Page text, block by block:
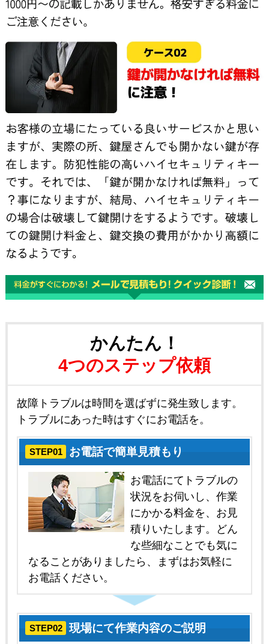
かんたん！
4つのステップ依頼
故障トラブルは時間を選ばずに発生致します。
トラブルにあった時はすぐにお電話を。
STEP01 お電話で簡単見積もり
お電話にてトラブルの
状況をお伺いし、作業
にかかる料金を、お見
積りいたします。どん
な些細なことでも気に
なることがありましたら、まずはお気軽に
お電話ください。
STEP02 現場にて作業内容のご説明